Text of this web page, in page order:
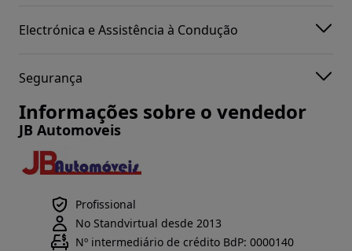
Electrónica e Assistência à Condução
Segurança
Informações sobre o vendedor
JB Automoveis
Profissional
No Standvirtual desde 2013
Nº intermediário de crédito BdP: 0000140